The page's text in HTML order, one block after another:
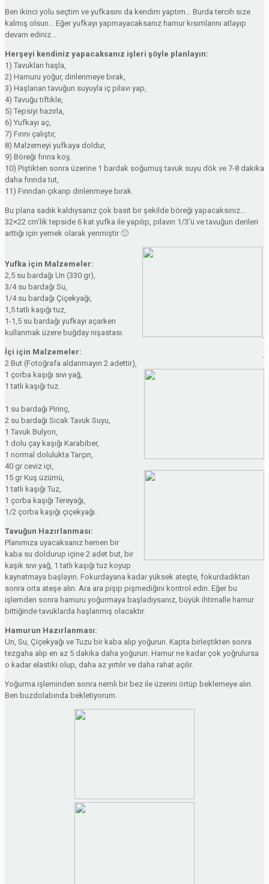
Ben ikinci yolu seçtim ve yufkasını da kendim yaptım… Burda tercih size
kalmış olsun… Eğer yufkayı yapmayacaksanız hamur kısımlarını atlayıp
devam ediniz…
Herşeyi kendiniz yapacaksanız işleri şöyle planlayın:
1) Tavukları haşla,
2) Hamuru yoğur, dinlenmeye bırak,
3) Haşlanan tavuğun suyuyla iç pilavı yap,
4) Tavuğu tiftikle,
5) Tepsiyi hazırla,
6) Yufkayı aç,
7) Fırını çalıştır,
8) Malzemeyi yufkaya doldur,
9) Böreği fırına koy,
10) Piştikten sonra üzerine 1 bardak soğumuş tavuk suyu dök ve 7-8 dakika
daha fırında tut,
11) Fırından çıkarıp dinlenmeye bırak.
Bu plana sadık kaldıysanız çok basit bir şekilde böreği yapacaksınız…
32×22 cm’lik tepside 6 kat yufka ile yapılıp, pilavın 1/3’ü ve tavuğun derileri
arttığı için yemek olarak yenmiştir 🙂
Yufka için Malzemeler:
2,5 su bardağı Un (330 gr),
3/4 su bardağı Su,
1/4 su bardağı Çiçekyağı,
1,5 tatlı kaşığı tuz,
1-1,5 su bardağı yufkayı açarken
kullanmak üzere buğday nişastası.
İçi için Malzemeler:
2 But (Fotoğrafa aldanmayın 2 adettir),
1 çorba kaşığı sıvı yağ,
1 tatlı kaşığı tuz.
1 su bardağı Pirinç,
2 su bardağı Sıcak Tavuk Suyu,
1 Tavuk Bulyon,
1 dolu çay kaşığı Karabiber,
1 normal dolulukta Tarçın,
40 gr ceviz içi,
15 gr Kuş üzümü,
1 tatlı kaşığı Tuz,
1 çorba kaşığı Tereyağı,
1/2 çorba kaşığı çiçekyağı.
Tavuğun Hazırlanması:
Planımıza uyacaksanız hemen bir
kaba su doldurup içine 2 adet but, bir
kaşık sıvı yağ, 1 tatlı kaşığı tuz koyup
kaynatmaya başlayın. Fokurdayana kadar yüksek ateşte, fokurdadıktan
sonra orta ateşe alın. Ara ara pişip pişmediğini kontrol edin. Eğer bu
işlemden sonra hamuru yoğurmaya başladıysanız, büyük ihtimalle hamur
bittiğinde tavuklarda haşlanmış olacaktır.
Hamurun Hazırlanması:
Un, Su, Çiçekyağı ve Tuzu bir kaba alıp yoğurun. Kapta birleştikten sonra
tezgaha alıp en az 5 dakika daha yoğurun. Hamur ne kadar çok yoğrulursa
o kadar elastiki olup, daha az yırtılır ve daha rahat açılır.
Yoğurma işleminden sonra nemli bir bez ile üzerini örtüp beklemeye alın.
Ben buzdolabında bekletiyorum.